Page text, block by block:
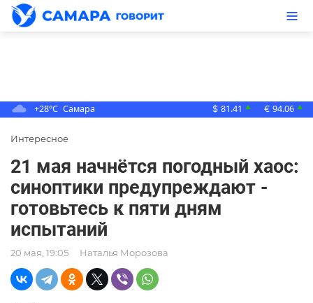
+28°C Самара $ 81.41 ▲ € 94.06 ▲
Интересное
21 мая начнётся погодный хаос:
синоптики предупреждают -
готовьтесь к пяти дням
испытаний
20 мая, 19:05 Наталья Морозова